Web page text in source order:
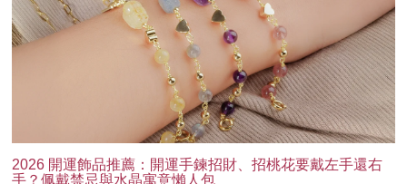
2026 開運飾品推薦：開運手鍊招財、招桃花要戴左手還右
手？佩戴禁忌與水晶寓意懶人包